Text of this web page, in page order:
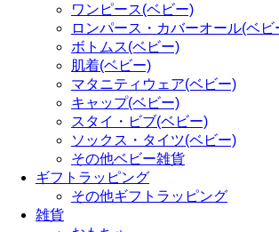
ワンピース(ベビー)
ロンパース・カバーオール(ベビ
ボトムス(ベビー)
肌着(ベビー)
マタニティウェア(ベビー)
キャップ(ベビー)
スタイ・ビブ(ベビー)
ソックス・タイツ(ベビー)
その他ベビー雑貨
ギフトラッピング
その他ギフトラッピング
雑貨